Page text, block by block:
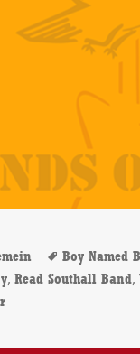
Boy Named
,Read Southall Band,
zu Chase Rice – I